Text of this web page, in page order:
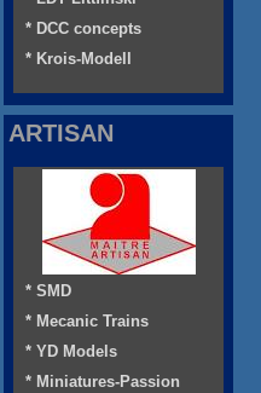
* DCC concepts
* Krois-Modell
ARTISAN
* SMD
* Mecanic Trains
* YD Models
* Miniatures-Passion